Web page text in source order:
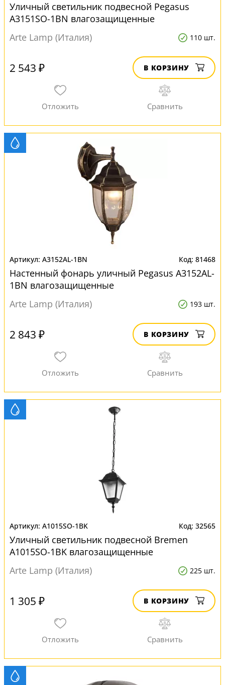
Уличный светильник подвесной Pegasus
A3151SO-1BN влагозащищенные
Arte Lamp (Италия)
110 шт.
2 543 ₽ В КОРЗИНУ
A3152AL-1BN 81468
Настенный фонарь уличный Pegasus A3152AL-
1BN влагозащищенные
Arte Lamp (Италия)
193 шт.
2 843 ₽ В КОРЗИНУ
A1015SO-1BK 32565
Уличный светильник подвесной Bremen
A1015SO-1BK влагозащищенные
Arte Lamp (Италия)
225 шт.
1 305 ₽ В КОРЗИНУ